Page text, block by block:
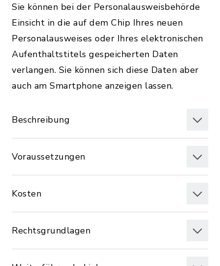
Sie können bei der Personalausweisbehörde
Einsicht in die auf dem Chip Ihres neuen
Personalausweises oder Ihres elektronischen
Aufenthaltstitels gespeicherten Daten
verlangen. Sie können sich diese Daten aber
auch am Smartphone anzeigen lassen.
Beschreibung
Voraussetzungen
Kosten
Rechtsgrundlagen